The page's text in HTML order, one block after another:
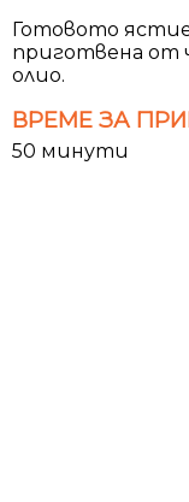
Готовото ястие
приготвена от
олио.
ВРЕМЕ ЗА
50 минути